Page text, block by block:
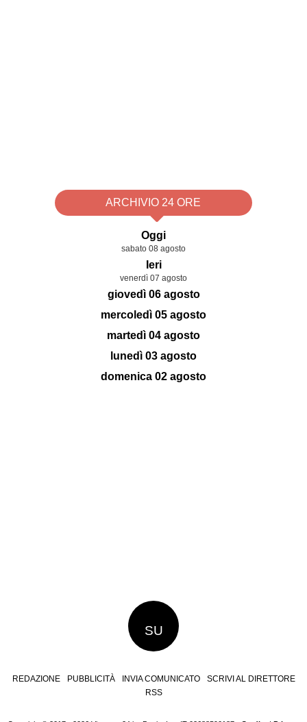
ARCHIVIO 24 ORE
Oggi
sabato 08 agosto
Ieri
venerdì 07 agosto
giovedì 06 agosto
mercoledì 05 agosto
martedì 04 agosto
lunedì 03 agosto
domenica 02 agosto
SU
REDAZIONE PUBBLICITÀ INVIA COMUNICATO
SCRIVI AL DIRETTORE
RSS